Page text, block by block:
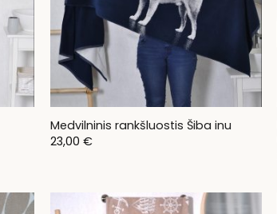
Medvilninis rankšluostis Šiba inu
23,00 €